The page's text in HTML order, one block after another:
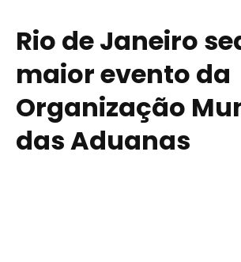
Rio de Janeiro
maior evento da
Organização
das Aduanas